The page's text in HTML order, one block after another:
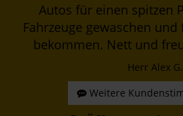
Autos für einen spitzen
Fahrzeuge gewaschen
bekommen. Nett und
Herr Alex G.
Weitere